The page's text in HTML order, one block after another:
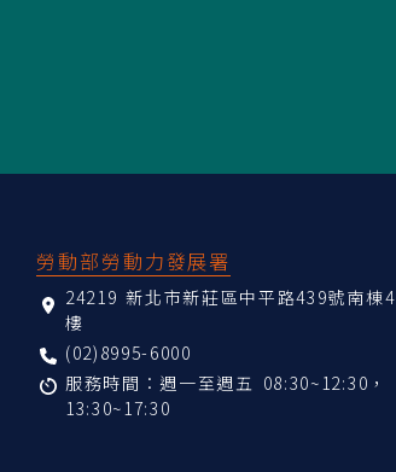
勞動部勞動力發展署
24219 新北市新莊區中平路439號南棟4
樓
(02)8995-6000
服務時間：週一至週五 08:30~12:30，
13:30~17:30